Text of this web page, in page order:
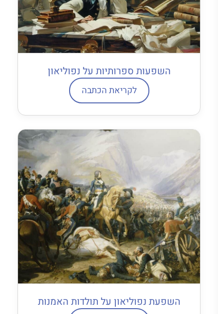
השפעות ספרותיות על נפוליאון
לקריאת הכתבה
השפעת נפוליאון על תולדות האמנות